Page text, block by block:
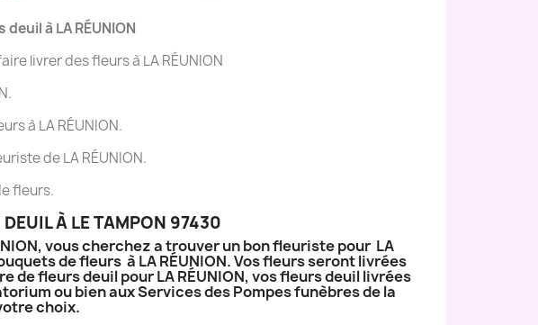
deuil à LARÉUNION
livrer des fleurs à LA RÉUNION
à LA RÉUNION.
de LA RÉUNION.
fleurs.
DEUIL À LE TAMPON 97430
vous cherchez a trouver un bon fleuriste pour LA
de fleurs à LA RÉUNION. Vos fleurs seront livrées
de fleurs deuil pour LA RÉUNION, vos fleurs deuil livrées
ou bien aux Services des Pompes funèbres de la
choix.